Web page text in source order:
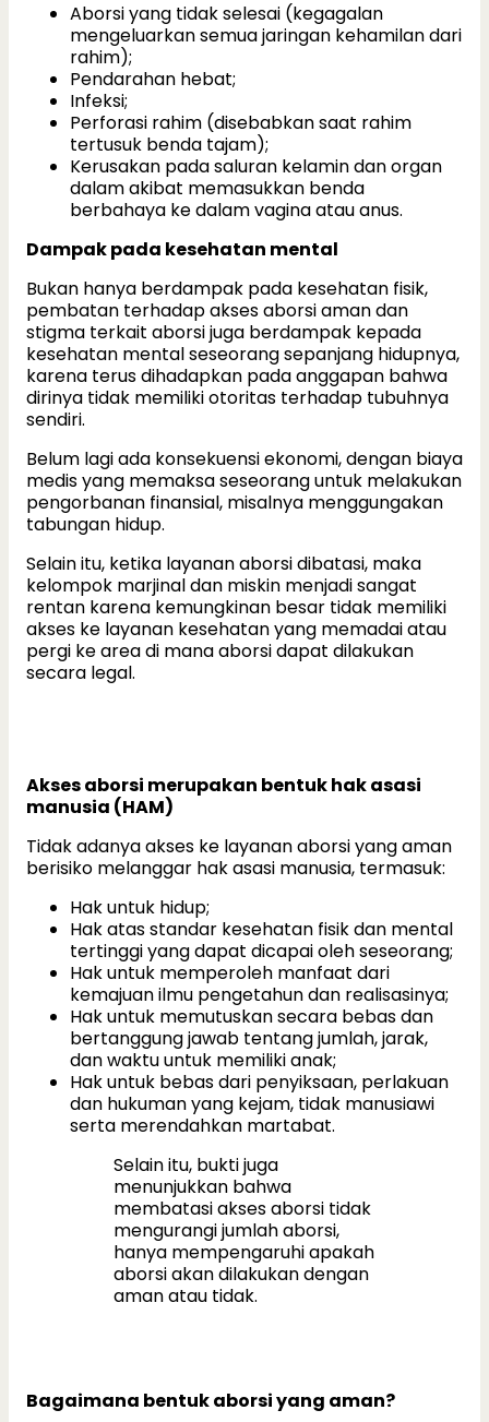
Aborsi yang tidak selesai (kegagalan
mengeluarkan semua jaringan kehamilan dari
rahim);
Pendarahan hebat;
Infeksi;
Perforasi rahim (disebabkan saat rahim
tertusuk benda tajam);
Kerusakan pada saluran kelamin dan organ
dalam akibat memasukkan benda
berbahaya ke dalam vagina atau anus.
Dampak pada kesehatan mental
Bukan hanya berdampak pada kesehatan fisik,
pembatan terhadap akses aborsi aman dan
stigma terkait aborsi juga berdampak kepada
kesehatan mental seseorang sepanjang hidupnya,
karena terus dihadapkan pada anggapan bahwa
dirinya tidak memiliki otoritas terhadap tubuhnya
sendiri.
Belum lagi ada konsekuensi ekonomi, dengan biaya
medis yang memaksa seseorang untuk melakukan
pengorbanan finansial, misalnya menggungakan
tabungan hidup.
Selain itu, ketika layanan aborsi dibatasi, maka
kelompok marjinal dan miskin menjadi sangat
rentan karena kemungkinan besar tidak memiliki
akses ke layanan kesehatan yang memadai atau
pergi ke area di mana aborsi dapat dilakukan
secara legal.
Akses aborsi merupakan bentuk hak asasi
manusia (HAM)
Tidak adanya akses ke layanan aborsi yang aman
berisiko melanggar hak asasi manusia, termasuk:
Hak untuk hidup;
Hak atas standar kesehatan fisik dan mental
tertinggi yang dapat dicapai oleh seseorang;
Hak untuk memperoleh manfaat dari
kemajuan ilmu pengetahun dan realisasinya;
Hak untuk memutuskan secara bebas dan
bertanggung jawab tentang jumlah, jarak,
dan waktu untuk memiliki anak;
Hak untuk bebas dari penyiksaan, perlakuan
dan hukuman yang kejam, tidak manusiawi
serta merendahkan martabat.
Selain itu, bukti juga
menunjukkan bahwa
membatasi akses aborsi tidak
mengurangi jumlah aborsi,
hanya mempengaruhi apakah
aborsi akan dilakukan dengan
aman atau tidak.
Bagaimana bentuk aborsi yang aman?